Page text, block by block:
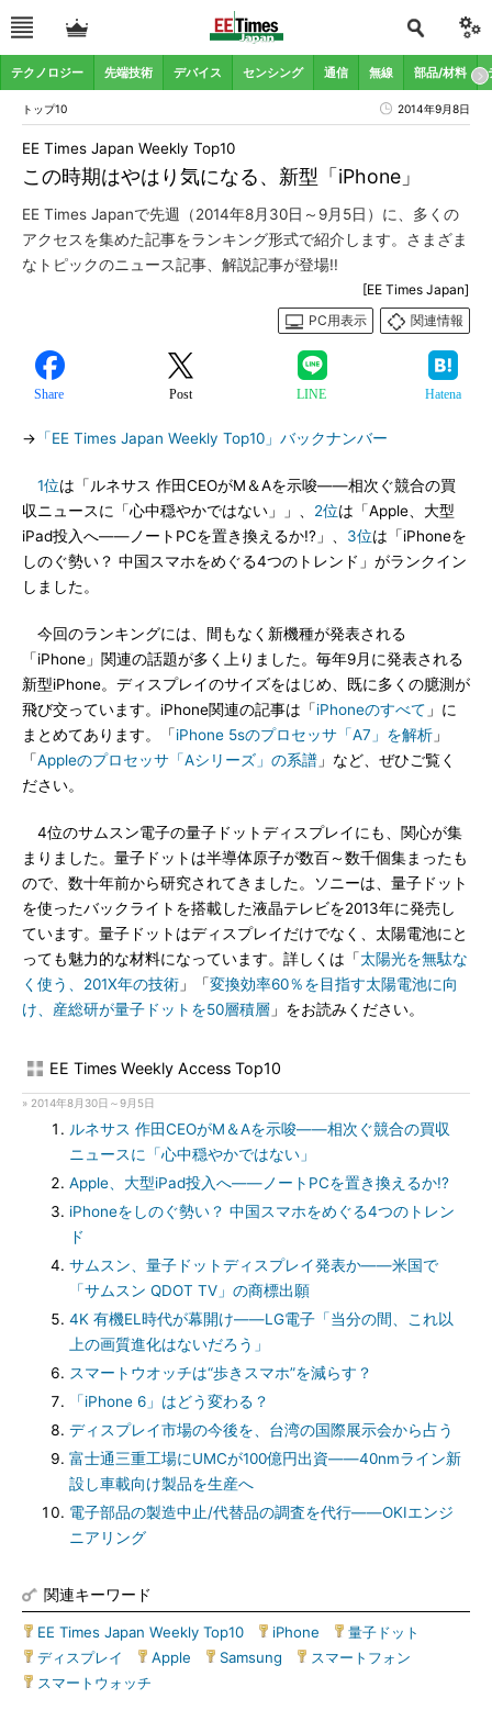
テクノロジー 先端技術 デバイス センシング 通信 無線 部品/材料
トップ10 2014年9月8日
この時期はやはり気になる、新型「iPhone」
EE Times Japan Weekly Top10
EE Times Japanで先週（2014年8月30日～9月5日）に、多くの
アクセスを集めた記事をランキング形式で紹介します。さまざま
なトピックのニュース記事、解説記事が登場!!
[EE Times Japan]
PC用表示
関連情報
Share Post LINE Hatena
→ 「EE Times Japan Weekly Top10」バックナンバー
1位は「ルネサス 作田CEOがM＆Aを示唆――相次ぐ競合の買
収ニュースに「心中穏やかではない」」、 2位は「Apple、大型
iPad投入へ――ノートPCを置き換えるか!?」、 3位は「iPhoneを
しのぐ勢い？ 中国スマホをめぐる4つのトレンド」がランクイン
しました。
今回のランキングには、間もなく新機種が発表される
「iPhone」関連の話題が多く上りました。毎年9月に発表される
新型iPhone。ディスプレイのサイズをはじめ、既に多くの臆測が
飛び交っています。iPhone関連の記事は「iPhoneのすべて 」に
まとめてあります。「iPhone 5sのプロセッサ「A7」を解析 」
「Appleのプロセッサ「Aシリーズ」の系譜 」など、ぜひご覧く
ださい。
4位のサムスン電子の量子ドットディスプレイにも、関心が集
まりました。量子ドットは半導体原子が数百～数千個集まったも
ので、数十年前から研究されてきました。ソニーは、量子ドット
を使ったバックライトを搭載した液晶テレビを2013年に発売し
ています。量子ドットはディスプレイだけでなく、太陽電池にと
っても魅力的な材料になっています。詳しくは「太陽光を無駄な
く使う、201X年の技術 」「変換効率60％を目指す太陽電池に向
け、産総研が量子ドットを50層積層 」をお読みください。
EE Times Weekly Access Top10
» 2014年8月30日～9月5日
ルネサス 作田CEOがM＆Aを示唆――相次ぐ競合の買収
ニュースに「心中穏やかではない」
Apple、大型iPad投入へ――ノートPCを置き換えるか!?
iPhoneをしのぐ勢い？ 中国スマホをめぐる4つのトレン
ド
サムスン、量子ドットディスプレイ発表か――米国で
「サムスン QDOT TV」の商標出願
4K 有機EL時代が幕開け――LG電子「当分の間、これ以
上の画質進化はないだろう」
スマートウオッチは“歩きスマホ”を減らす？
「iPhone 6」はどう変わる？
ディスプレイ市場の今後を、台湾の国際展示会から占う
富士通三重工場にUMCが100億円出資――40nmライン新
設し車載向け製品を生産へ
電子部品の製造中止/代替品の調査を代行――OKIエンジ
ニアリング
関連キーワード
EE Times Japan Weekly Top10 iPhone 量子ドット
ディスプレイ
Apple Samsung スマートフォン
スマートウォッチ